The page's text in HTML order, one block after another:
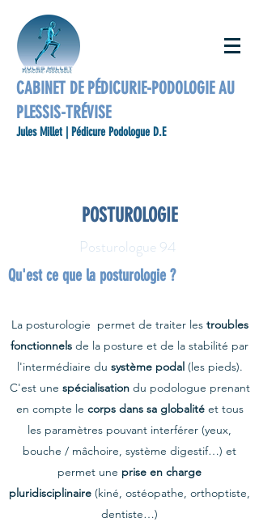
CABINET DE PÉDICURIE-PODOLOGIE AU
PLESSIS-TRÉVISE
Jules Millet | Pédicure Podologue D.E
POSTUROLOGIE
Posturologue 94
Qu'est ce que la posturologie ?
La posturologie permet de traiter les troubles
fonctionnels de la posture et de la stabilité par
l'intermédiaire du système podal(les pieds).
C'est une spécialisationdu podologue prenant
en compte le corps dans sa globalitéet tous
les paramètres pouvant interférer (yeux,
bouche / mâchoire, système digestif…) et
permet une prise en charge
pluridisciplinaire (kiné, ostéopathe, orthoptiste,
dentiste…)